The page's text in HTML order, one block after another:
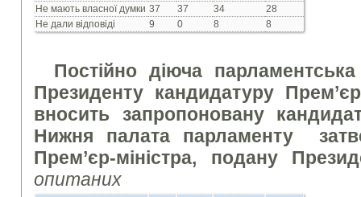
Не мають власної думки 37 37 34
28
Не дали відповіді
9 0 8 8
Постійно діюча
Президенту кандидатуру
вносить запропоновану
Нижня палата парламенту
Прем’єр-міністра, подану
опитаних